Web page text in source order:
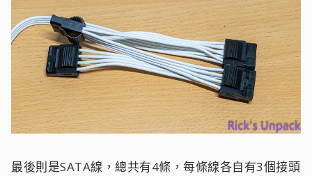
最後則是SATA線，總共有4條，每條線各自有3個接頭